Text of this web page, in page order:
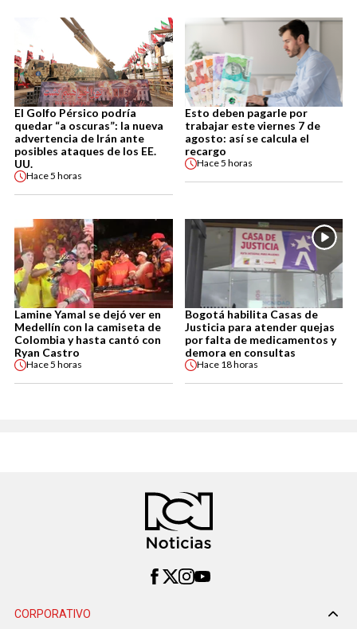
El Golfo Pérsico podría
quedar “a oscuras”: la nueva
advertencia de Irán ante
posibles ataques de los EE.
UU.
Hace5 horas
Esto deben pagarle por
trabajar este viernes 7 de
agosto: así se calcula el
recargo
Hace5 horas
Lamine Yamal se dejó ver en
Medellín con la camiseta de
Colombia y hasta cantó con
Ryan Castro
Hace5 horas
Bogotá habilita Casas de
Justicia para atender quejas
por falta de medicamentos y
demora en consultas
Hace 18 horas
CORPORATIVO